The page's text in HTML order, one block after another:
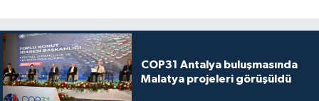
COP31 Antalya buluşmasında
Malatya projeleri görüşüldü